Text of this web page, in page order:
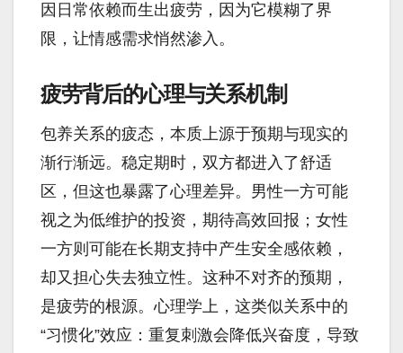
因日常依赖而生出疲劳，因为它模糊了界
限，让情感需求悄然渗入。
疲劳背后的心理与关系机制
包养关系的疲态，本质上源于预期与现实的
渐行渐远。稳定期时，双方都进入了舒适
区，但这也暴露了心理差异。男性一方可能
视之为低维护的投资，期待高效回报；女性
一方则可能在长期支持中产生安全感依赖，
却又担心失去独立性。这种不对齐的预期，
是疲劳的根源。心理学上，这类似关系中的
“习惯化”效应：重复刺激会降低兴奋度，导致